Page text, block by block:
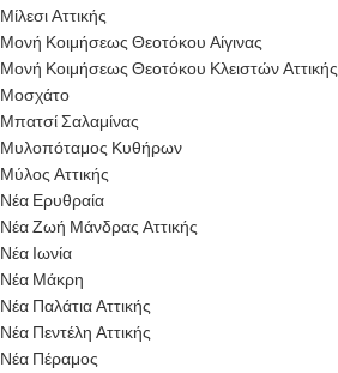
Μίλεσι Αττικής
Μονή Κοιμήσεως Θεοτόκου Αίγινας
Μονή Κοιμήσεως Θεοτόκου Κλειστών Αττικής
Μοσχάτο
Μπατσί Σαλαμίνας
Μυλοπόταμος Κυθήρων
Μύλος Αττικής
Νέα Ερυθραία
Νέα Ζωή Μάνδρας Αττικής
Νέα Ιωνία
Νέα Μάκρη
Νέα Παλάτια Αττικής
Νέα Πεντέλη Αττικής
Νέα Πέραμος